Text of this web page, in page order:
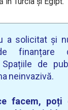
a solicitat și
finanțare
Spațiile de
neinvazivă.
facem, poți